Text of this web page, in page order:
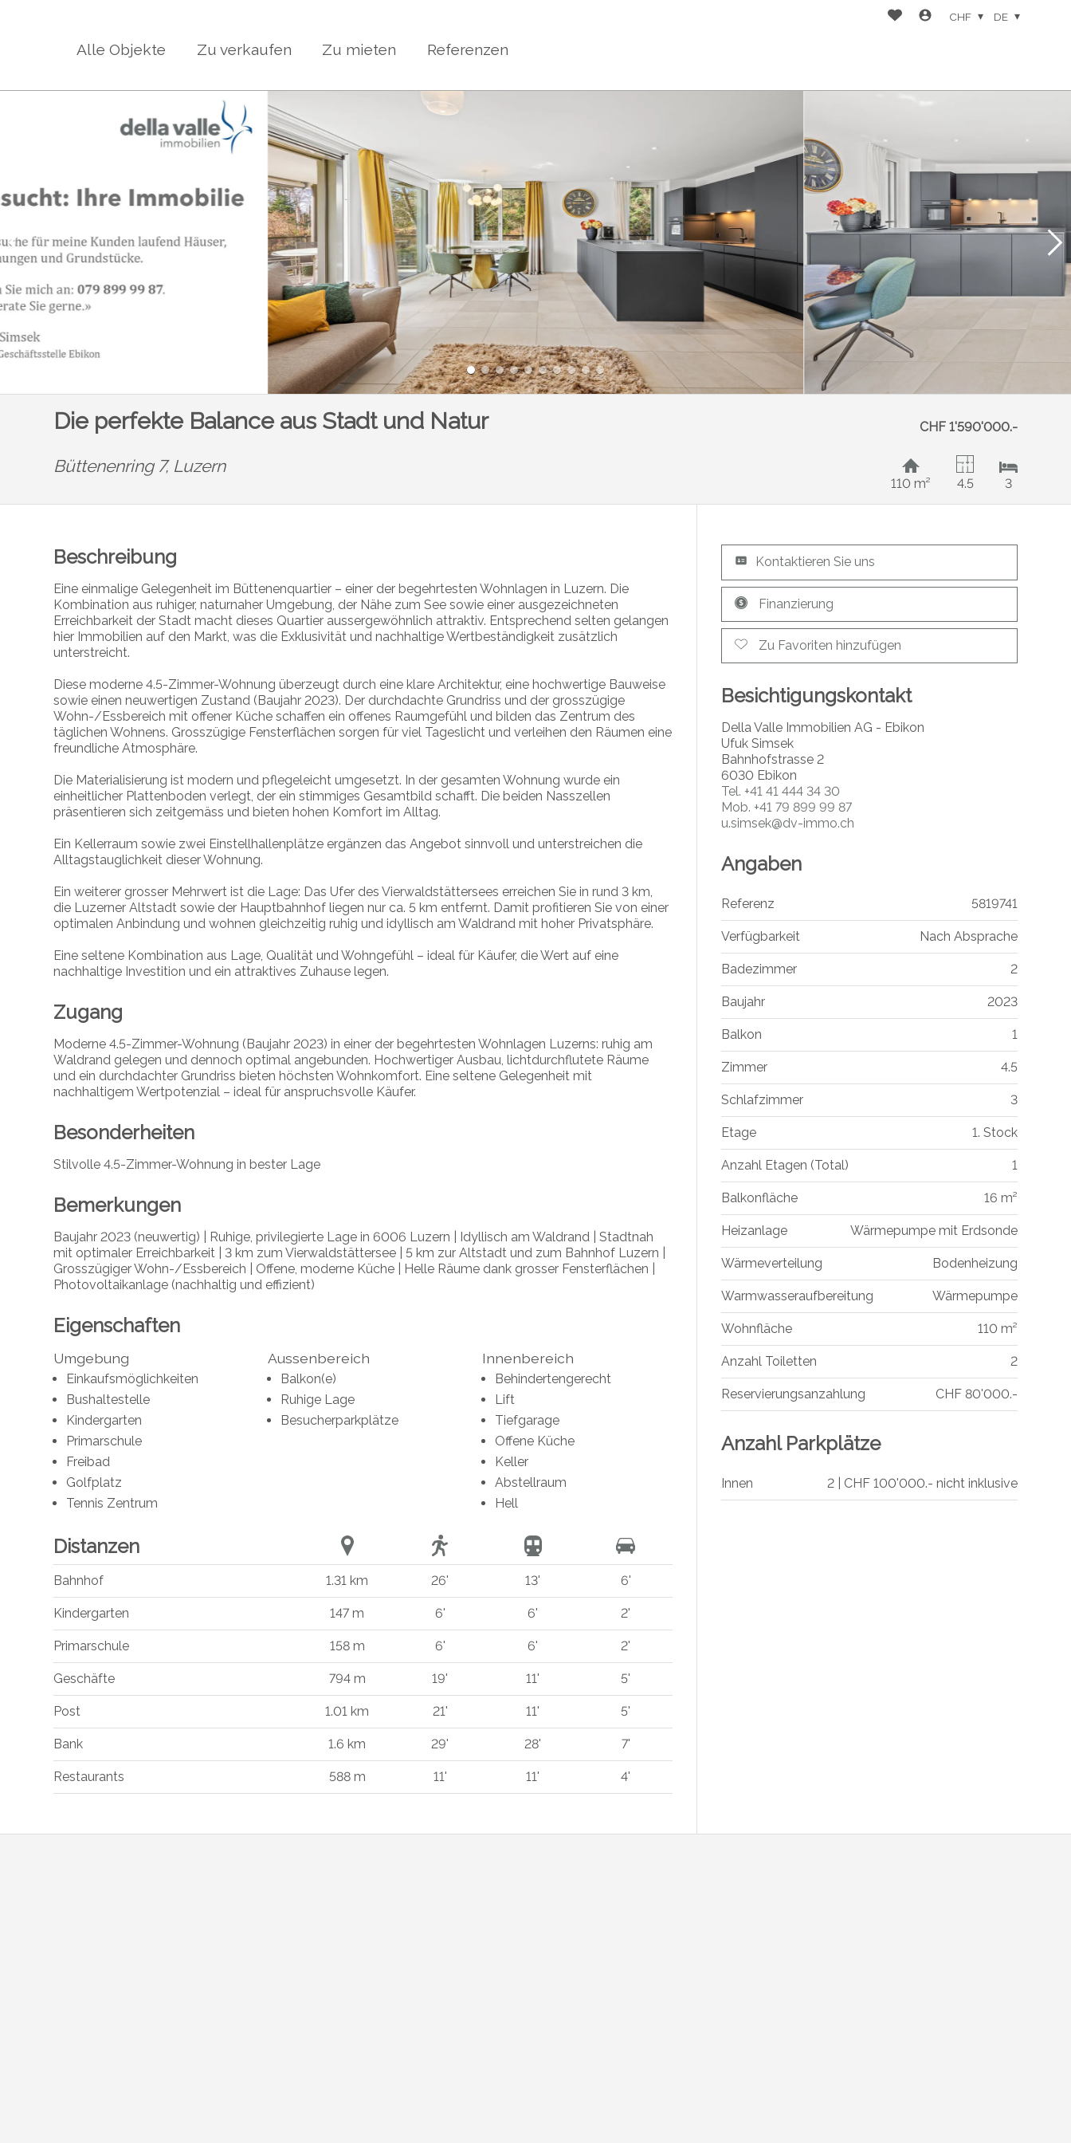
Alle Objekte Zu verkaufen Zu mieten Referenzen
CHF DE
Die perfekte Balance aus Stadt und Natur CHF 1'590'000.-
Büttenenring 7, Luzern
110 m² 4.5 3
Beschreibung
Eine einmalige Gelegenheit im Büttenenquartier – einer der begehrtesten Wohnlagen in Luzern. Die
Kombination aus ruhiger, naturnaher Umgebung, der Nähe zum See sowie einer ausgezeichneten
Erreichbarkeit der Stadt macht dieses Quartier aussergewöhnlich attraktiv. Entsprechend selten gelangen
hier Immobilien auf den Markt, was die Exklusivität und nachhaltige Wertbeständigkeit zusätzlich
unterstreicht.
Diese moderne 4.5-Zimmer-Wohnung überzeugt durch eine klare Architektur, eine hochwertige Bauweise
sowie einen neuwertigen Zustand (Baujahr 2023). Der durchdachte Grundriss und der grosszügige
Wohn-/Essbereich mit offener Küche schaffen ein offenes Raumgefühl und bilden das Zentrum des
täglichen Wohnens. Grosszügige Fensterflächen sorgen für viel Tageslicht und verleihen den Räumen eine
freundliche Atmosphäre.
Die Materialisierung ist modern und pflegeleicht umgesetzt. In der gesamten Wohnung wurde ein
einheitlicher Plattenboden verlegt, der ein stimmiges Gesamtbild schafft. Die beiden Nasszellen
präsentieren sich zeitgemäss und bieten hohen Komfort im Alltag.
Ein Kellerraum sowie zwei Einstellhallenplätze ergänzen das Angebot sinnvoll und unterstreichen die
Alltagstauglichkeit dieser Wohnung.
Ein weiterer grosser Mehrwert ist die Lage: Das Ufer des Vierwaldstättersees erreichen Sie in rund 3 km,
die Luzerner Altstadt sowie der Hauptbahnhof liegen nur ca. 5 km entfernt. Damit profitieren Sie von einer
optimalen Anbindung und wohnen gleichzeitig ruhig und idyllisch am Waldrand mit hoher Privatsphäre.
Eine seltene Kombination aus Lage, Qualität und Wohngefühl – ideal für Käufer, die Wert auf eine
nachhaltige Investition und ein attraktives Zuhause legen.
Zugang
Moderne 4.5-Zimmer-Wohnung (Baujahr 2023) in einer der begehrtesten Wohnlagen Luzerns: ruhig am
Waldrand gelegen und dennoch optimal angebunden. Hochwertiger Ausbau, lichtdurchflutete Räume
und ein durchdachter Grundriss bieten höchsten Wohnkomfort. Eine seltene Gelegenheit mit
nachhaltigem Wertpotenzial – ideal für anspruchsvolle Käufer.
Besonderheiten
Stilvolle 4.5-Zimmer-Wohnung in bester Lage
Bemerkungen
Baujahr 2023 (neuwertig) | Ruhige, privilegierte Lage in 6006 Luzern | Idyllisch am Waldrand | Stadtnah
mit optimaler Erreichbarkeit | 3 km zum Vierwaldstättersee | 5 km zur Altstadt und zum Bahnhof Luzern |
Grosszügiger Wohn-/Essbereich | Offene, moderne Küche | Helle Räume dank grosser Fensterflächen |
Photovoltaikanlage (nachhaltig und effizient)
Eigenschaften
Umgebung
Einkaufsmöglichkeiten
Bushaltestelle
Kindergarten
Primarschule
Freibad
Golfplatz
Tennis Zentrum
Aussenbereich
Balkon(e)
Ruhige Lage
Besucherparkplätze
Innenbereich
Behindertengerecht
Lift
Tiefgarage
Offene Küche
Keller
Abstellraum
Hell
Distanzen
Bahnhof 1.31 km 26' 13' 6'
Kindergarten 147 m 6' 6' 2'
Primarschule 158 m 6' 6' 2'
Geschäfte 794 m 19' 11' 5'
Post 1.01 km 21' 11' 5'
Bank 1.6 km 29' 28' 7'
Restaurants 588 m 11' 11' 4'
Kontaktieren Sie uns
Finanzierung
Zu Favoriten hinzufügen
Besichtigungskontakt
Della Valle Immobilien AG - Ebikon
Ufuk Simsek
Bahnhofstrasse 2
6030 Ebikon
Tel. +41 41 444 34 30
Mob. +41 79 899 99 87
u.simsek@dv-immo.ch
Angaben
Referenz 5819741
Verfügbarkeit Nach Absprache
Badezimmer 2
Baujahr 2023
Balkon 1
Zimmer 4.5
Schlafzimmer 3
Etage 1. Stock
Anzahl Etagen (Total) 1
Balkonfläche 16 m²
Heizanlage Wärmepumpe mit Erdsonde
Wärmeverteilung Bodenheizung
Warmwasseraufbereitung Wärmepumpe
Wohnfläche 110 m²
Anzahl Toiletten 2
Reservierungsanzahlung CHF 80'000.-
Anzahl Parkplätze
Innen 2 | CHF 100'000.- nicht inklusive